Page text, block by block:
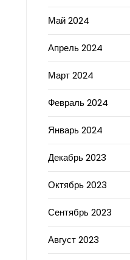
Май 2024
Апрель 2024
Март 2024
Февраль 2024
Январь 2024
Декабрь 2023
Октябрь 2023
Сентябрь 2023
Август 2023